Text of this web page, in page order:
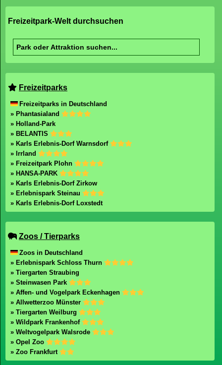
Freizeitpark-Welt durchsuchen
Freizeitparks
Freizeitparks in Deutschland
» Phantasialand
» Holland-Park
» BELANTIS
» Karls Erlebnis-Dorf Warnsdorf
» Irrland
» Freizeitpark Plohn
» HANSA-PARK
» Karls Erlebnis-Dorf Zirkow
» Erlebnispark Steinau
» Karls Erlebnis-Dorf Loxstedt
Zoos / Tierparks
Zoos in Deutschland
» Erlebnispark Schloss Thurn
» Tiergarten Straubing
» Steinwasen Park
» Affen- und Vogelpark Eckenhagen
» Allwetterzoo Münster
» Tiergarten Weilburg
» Wildpark Frankenhof
» Weltvogelpark Walsrode
» Opel Zoo
» Zoo Frankfurt